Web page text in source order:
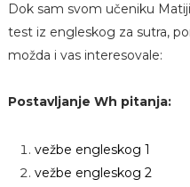
Dok sam svom učeniku
test iz engleskog za sutra,
možda i vas interesovale:
Postavljanje Wh pitanja:
vežbe engleskog 1
vežbe engleskog 2